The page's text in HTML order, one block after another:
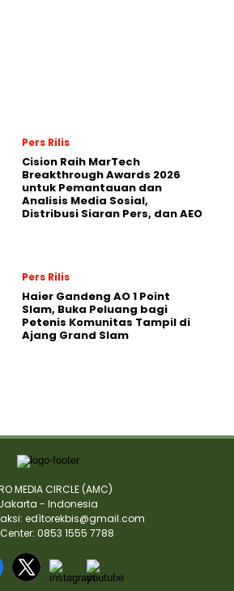
Pers Rilis
Cision Raih MarTech
Breakthrough Awards 2026
untuk Pemantauan dan
Analisis Media Sosial,
Distribusi Siaran Pers, dan AEO
Pers Rilis
Haier Gandeng AO 1 Point
Slam, Buka Peluang bagi
Petenis Komunitas Tampil di
Ajang Grand Slam
MEDIA CIRCLE (AMC)
Jakarta - Indonesia
edìtorekbis@gmail.com
0853 1555 7788